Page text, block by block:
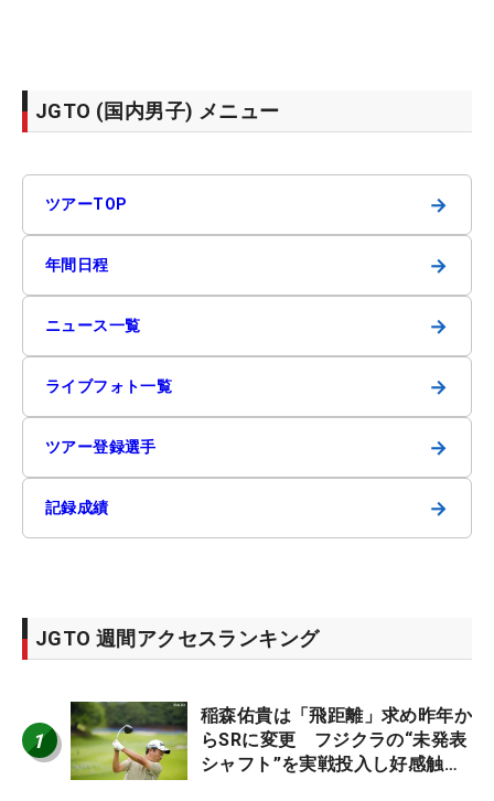
JGTO (国内男子) メニュー
ツアーTOP →
年間日程 →
ニュース一覧 →
ライブフォト一覧 →
ツアー登録選手 →
記録成績 →
JGTO 週間アクセスランキング
1
稲森佑貴は「飛距離」求め昨年か
らSRに変更 フジクラの“未発表
シャフト”を実戦投入し好感触